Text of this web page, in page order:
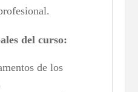
del curso:
de los